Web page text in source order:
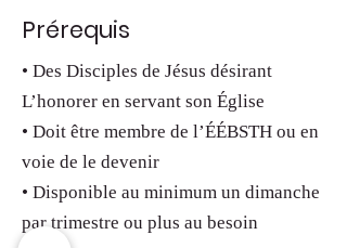
Prérequis
• Des Disciples de Jésus désirant
L’honorer en servant son Église
• Doit être membre de l’ÉÉBSTH ou en
voie de le devenir
• Disponible au minimum un dimanche
par trimestre ou plus au besoin